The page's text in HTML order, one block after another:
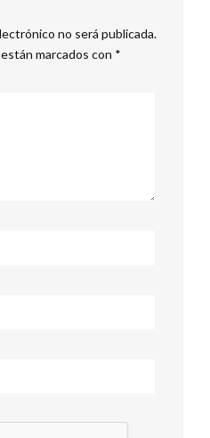
no será publicada.
marcados con *